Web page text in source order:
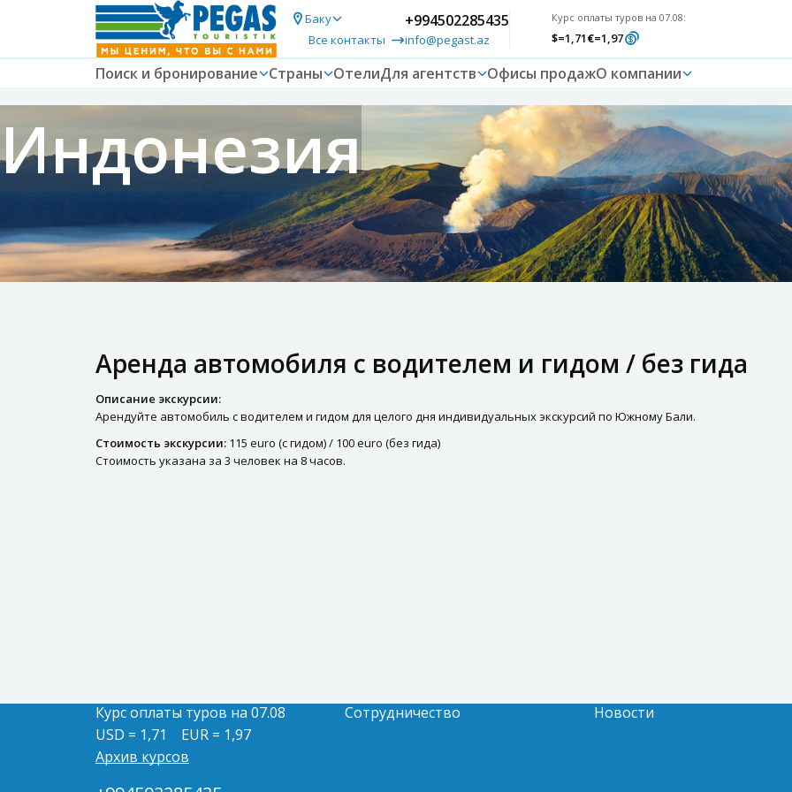
Баку
Все контакты
+994502285435
info@pegast.az
Курс оплаты туров на 07.08:
$=1,71€=1,97
Поиск и бронирование Страны ОтелиДля агентств Офисы продажО компании
Индонезия
Аренда автомобиля с водителем и гидом / без гида
Описание экскурсии:
Арендуйте автомобиль с водителем и гидом для целого дня индивидуальных экскурсий по Южному Бали.
Стоимость экскурсии: 115 euro (с гидом) / 100 euro (без гида)
Стоимость указана за 3 человек на 8 часов.
Курс оплаты туров на 07.08
USD = 1,71
EUR = 1,97
Архив курсов
Сотрудничество Новости